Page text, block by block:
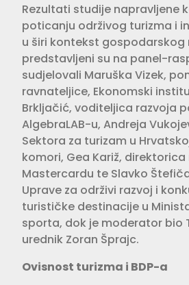
Rezultati studije napravljene
poticanju održivog turizma i
u širi kontekst gospodarskog
predstavljeni su na panel-
sudjelovali Maruška Vizek,
ravnateljice, Ekonomski
Brkljačić, voditeljica razvoja
AlgebraLAB-u, Andreja
Sektora za turizam u
komori, Gea Kariž,
Mastercardu te Slavko
Uprave za održivi razvoj i
turističke destinacije u
sporta, dok je moderator bio
urednik Zoran Šprajc.
Ovisnost turizma i BDP-a